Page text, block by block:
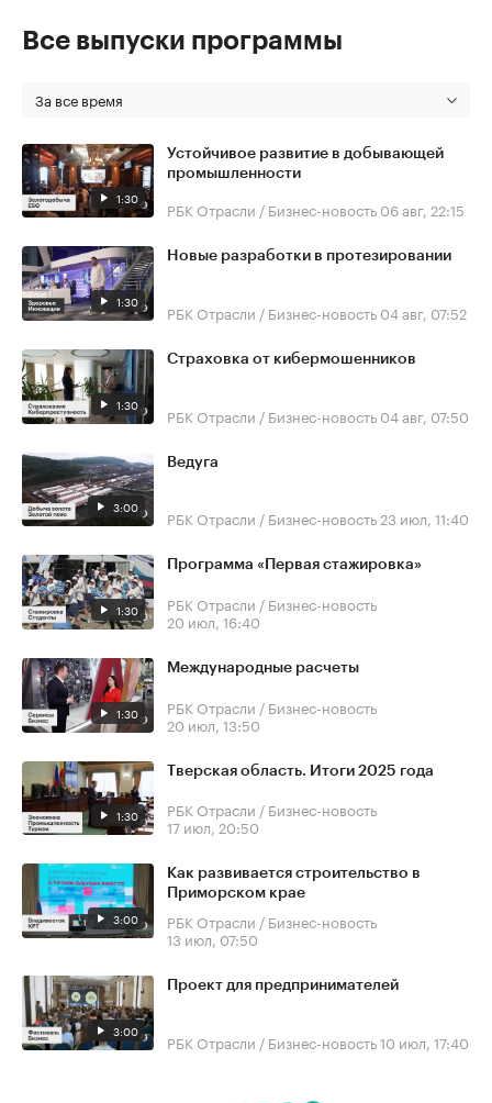
Все выпуски программы
За все время
1:30
Устойчивое развитие в добывающей
промышленности
РБК Отрасли / Бизнес-новость 06 авг, 22:15
1:30
Новые разработки в протезировании
РБК Отрасли / Бизнес-новость 04 авг, 07:52
1:30
Страховка от кибермошенников
РБК Отрасли / Бизнес-новость 04 авг, 07:50
3:00
Ведуга
РБК Отрасли / Бизнес-новость 23 июл, 11:40
1:30
Программа «Первая стажировка»
РБК Отрасли / Бизнес-новость
20 июл, 16:40
1:30
Международные расчеты
РБК Отрасли / Бизнес-новость
20 июл, 13:50
1:30
Тверская область. Итоги 2025 года
РБК Отрасли / Бизнес-новость
17 июл, 20:50
3:00
Как развивается строительство в
Приморском крае
РБК Отрасли / Бизнес-новость
13 июл, 07:50
3:00
Проект для предпринимателей
РБК Отрасли / Бизнес-новость10 июл, 17:40